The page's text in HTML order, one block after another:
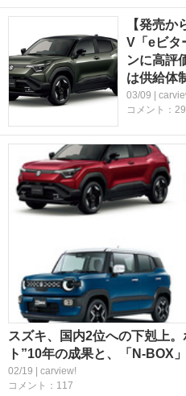
【発売
V「eビタ
ンに高評
は供給体
03/09 |
コメント：29
スズキ、国内2位への下剋上
ト”10年の成果と、「N-BOX
02/19 | carview!
コメント：117